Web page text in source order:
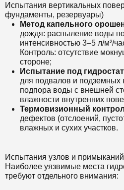
Испытания вертикальных
фундаменты, резервуары)
Метод капельного
дождя: распыление воды
интенсивностью 3–5 л/м²/
Контроль: отсутствие
стороне;
Испытание под
для подвалов и подземных
подпора воды с внешней
влажности внутренних
Термовизионный
дефектов (отслоений,
влажных и сухих участков.
Испытания узлов и примыканий
Наиболее уязвимые места
требуют отдельного внимания: